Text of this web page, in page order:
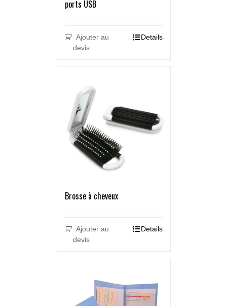
ports USB
Ajouter au
devis
Details
Brosse à cheveux
Ajouter au
devis
Details